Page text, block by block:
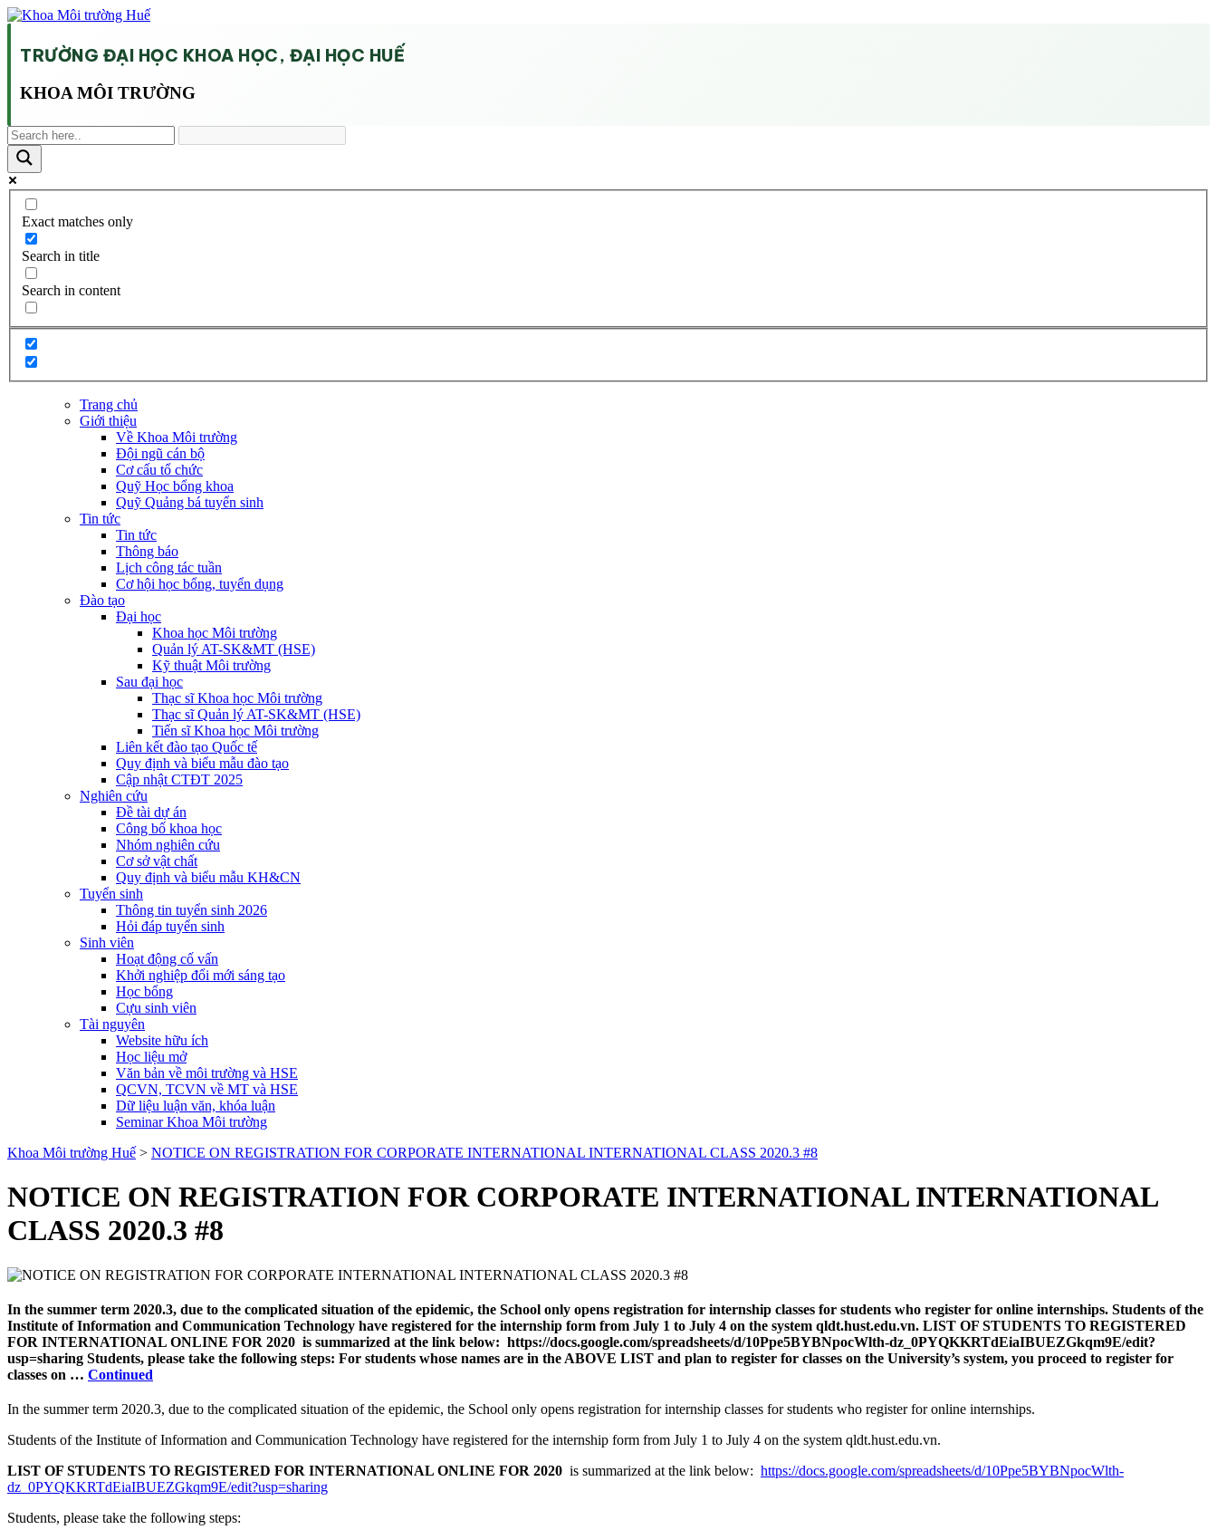
TRƯỜNG ĐẠI HỌC KHOA HỌC, ĐẠI HỌC HUẾ
KHOA MÔI TRƯỜNG
Exact matches only
Search in title
Search in content
Trang chủ
Giới thiệu
Về Khoa Môi trường
Đội ngũ cán bộ
Cơ cấu tổ chức
Quỹ Học bổng khoa
Quỹ Quảng bá tuyển sinh
Tin tức
Tin tức
Thông báo
Lịch công tác tuần
Cơ hội học bổng, tuyển dụng
Đào tạo
Đại học
Khoa học Môi trường
Quản lý AT-SK&MT (HSE)
Kỹ thuật Môi trường
Sau đại học
Thạc sĩ Khoa học Môi trường
Thạc sĩ Quản lý AT-SK&MT (HSE)
Tiến sĩ Khoa học Môi trường
Liên kết đào tạo Quốc tế
Quy định và biểu mẫu đào tạo
Cập nhật CTĐT 2025
Nghiên cứu
Đề tài dự án
Công bố khoa học
Nhóm nghiên cứu
Cơ sở vật chất
Quy định và biểu mẫu KH&CN
Tuyển sinh
Thông tin tuyển sinh 2026
Hỏi đáp tuyển sinh
Sinh viên
Hoạt động cố vấn
Khởi nghiệp đổi mới sáng tạo
Học bổng
Cựu sinh viên
Tài nguyên
Website hữu ích
Học liệu mở
Văn bản về môi trường và HSE
QCVN, TCVN về MT và HSE
Dữ liệu luận văn, khóa luận
Seminar Khoa Môi trường
Khoa Môi trường Huế > NOTICE ON REGISTRATION FOR CORPORATE INTERNATIONAL INTERNATIONAL CLASS 2020.3 #8
NOTICE ON REGISTRATION FOR CORPORATE INTERNATIONAL INTERNATIONAL
CLASS 2020.3 #8
In the summer term 2020.3, due to the complicated situation of the epidemic, the School only opens registration for internship classes for students who register for online internships. Students of the
Institute of Information and Communication Technology have registered for the internship form from July 1 to July 4 on the system qldt.hust.edu.vn. LIST OF STUDENTS TO REGISTERED
FOR INTERNATIONAL ONLINE FOR 2020 is summarized at the link below: https://docs.google.com/spreadsheets/d/10Ppe5BYBNpocWlth-dz_0PYQKKRTdEiaIBUEZGkqm9E/edit?
usp=sharing Students, please take the following steps: For students whose names are in the ABOVE LIST and plan to register for classes on the University’s system, you proceed to register for
classes on … Continued
In the summer term 2020.3, due to the complicated situation of the epidemic, the School only opens registration for internship classes for students who register for online internships.
Students of the Institute of Information and Communication Technology have registered for the internship form from July 1 to July 4 on the system qldt.hust.edu.vn.
LIST OF STUDENTS TO REGISTERED FOR INTERNATIONAL ONLINE FOR 2020 is summarized at the link below: https://docs.google.com/spreadsheets/d/10Ppe5BYBNpocWlth-
dz_0PYQKKRTdEiaIBUEZGkqm9E/edit?usp=sharing
Students, please take the following steps: